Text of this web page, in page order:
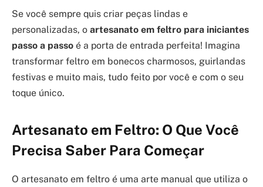
Se você sempre quis criar peças lindas e
personalizadas, o artesanato em feltro para iniciantes
passo a passo é a porta de entrada perfeita! Imagina
transformar feltro em bonecos charmosos, guirlandas
festivas e muito mais, tudo feito por você e com o seu
toque único.
Artesanato em Feltro: O Que Você
Precisa Saber Para Começar
O artesanato em feltro é uma arte manual que utiliza o